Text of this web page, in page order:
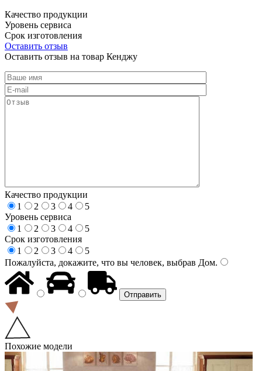
Качество продукции
Уровень сервиса
Срок изготовления
Оставить отзыв
Оставить отзыв на товар Кенджу
Качество продукции
1
2 3 4
5
Уровень сервиса
1
2 3 4
5
Срок изготовления
1
2 3 4
5
Пожалуйста, докажите, что вы человек, выбрав Дом.
Похожие модели